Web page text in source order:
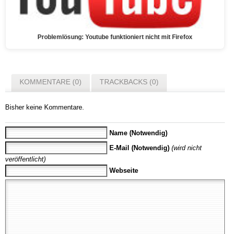
Problemlösung: Youtube funktioniert nicht mit Firefox
KOMMENTARE (0) TRACKBACKS (0)
Bisher keine Kommentare.
Name (Notwendig)
E-Mail (Notwendig) (wird nicht
veröffentlicht)
Webseite